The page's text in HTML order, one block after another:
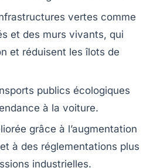
vertes comme
et des murs vivants, qui
et réduisent les îlots de
publics écologiques
à la voiture.
grâce à l’augmentation
à des réglementations plus
industrielles.